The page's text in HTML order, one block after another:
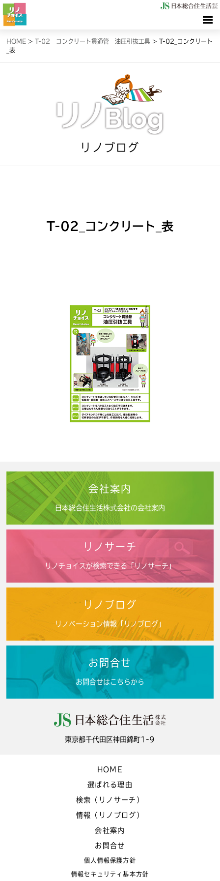
HOME
HOME >T-02 コンクリート貫通管 油圧引抜工具 >T-02_コンクリート
_表
リノブログ
T-02_コンクリート_表
会社案内
日本総合住生活株式会社の会社案内
リノサーチ
リノチョイスが検索できる「リノサーチ」
リノブログ
リノベーション情報「リノブログ」
お問合せ
お問合せはこちらから
東京都千代田区神田錦町1-9
HOME
選ばれる理由
検索（リノサーチ）
情報（リノブログ）
会社案内
お問合せ
個人情報保護方針
情報セキュリティ基本方針